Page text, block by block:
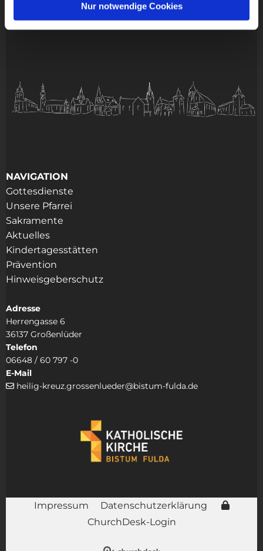
Nur notwendige Cookies
NAVIGATION
Gottesdienste
Unsere Pfarrei
Sakramente
Aktuelles
Kindertagesstätten
Prävention
Hinweisgeberschutz
Adresse
Herrengasse 6
36137 Großenlüder
Telefon
06648 / 60 797 -0
E-Mail
 heilig-kreuz.grossenlueder@bistum-fulda.de
Impressum
Datenschutzerklärung
ChurchDesk-Login